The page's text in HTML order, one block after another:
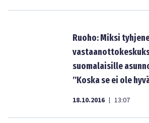
Ruoho: Miksi
suomalaisille
”Koska se ei ole
18.10.2016 | 13:07